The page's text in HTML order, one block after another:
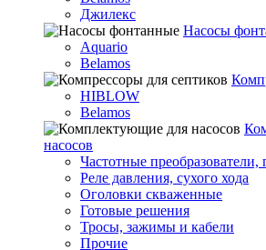
Джилекс
Насосы
Aquario
Belamos
HIBLOW
Belamos
насосов
Частотные преобразователи,
Реле давления, сухого хода
Оголовки скваженные
Готовые решения
Тросы, зажимы и кабели
Прочие